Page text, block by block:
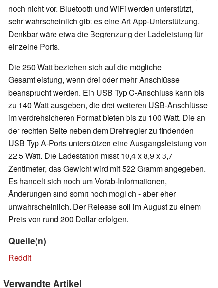
noch nicht vor. Bluetooth und WiFi werden unterstützt,
sehr wahrscheinlich gibt es eine Art App-Unterstützung.
Denkbar wäre etwa die Begrenzung der Ladeleistung für
einzelne Ports.
Die 250 Watt beziehen sich auf die mögliche
Gesamtleistung, wenn drei oder mehr Anschlüsse
beansprucht werden. Ein USB Typ C-Anschluss kann bis
zu 140 Watt ausgeben, die drei weiteren USB-Anschlüsse
im verdrehsicheren Format bieten bis zu 100 Watt. Die an
der rechten Seite neben dem Drehregler zu findenden
USB Typ A-Ports unterstützen eine Ausgangsleistung von
22,5 Watt. Die Ladestation misst 10,4 x 8,9 x 3,7
Zentimeter, das Gewicht wird mit 522 Gramm angegeben.
Es handelt sich noch um Vorab-Informationen,
Änderungen sind somit noch möglich - aber eher
unwahrscheinlich. Der Release soll im August zu einem
Preis von rund 200 Dollar erfolgen.
Quelle(n)
Reddit
Verwandte Artikel